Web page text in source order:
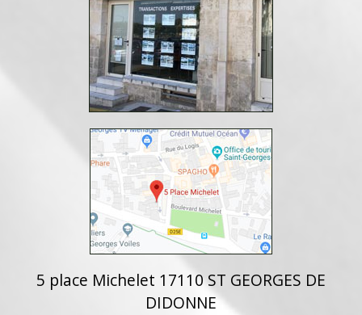
5 place Michelet 17110 ST GEORGES DE
DIDONNE